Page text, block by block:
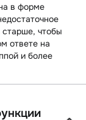
в форме
старше, чтобы
ответе на
и более